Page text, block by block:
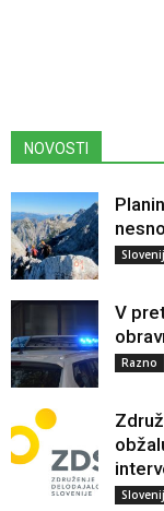
NOVOSTI
V
Razno